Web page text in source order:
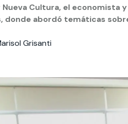
students Facultades
el campus Uandes Noticias
Cultura, el
donde abordó temáticas
Grisanti